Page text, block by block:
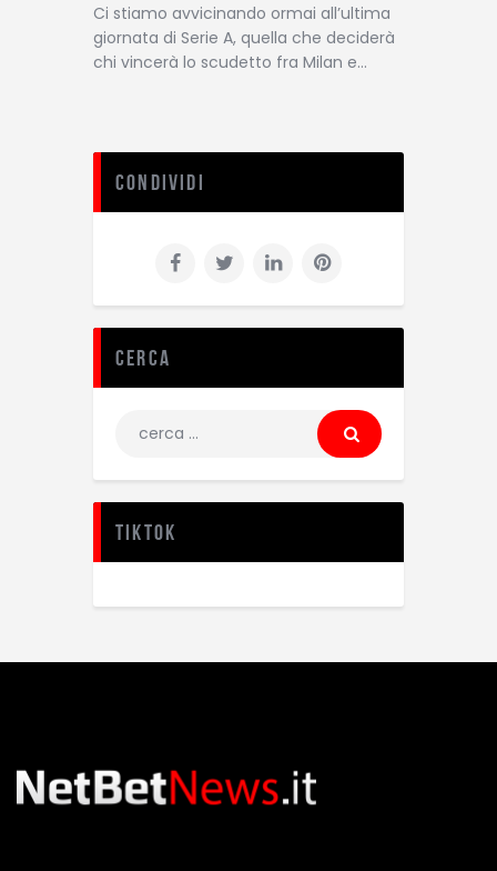
Ci stiamo avvicinando ormai all’ultima
giornata di Serie A, quella che deciderà
chi vincerà lo scudetto fra Milan e…
Condividi
Cerca
TikTok